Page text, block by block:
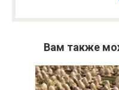
Вам также